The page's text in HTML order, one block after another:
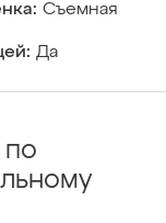
Съемная
Да
по